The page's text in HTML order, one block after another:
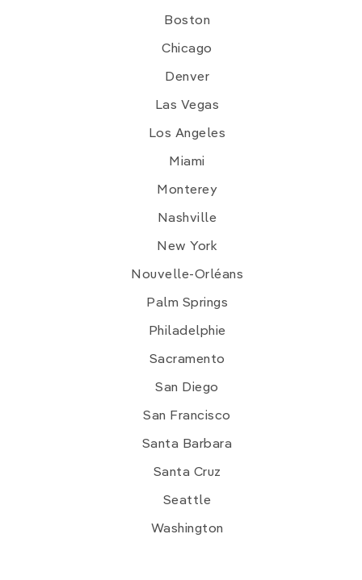
Boston
Chicago
Denver
Las Vegas
Los Angeles
Miami
Monterey
Nashville
New York
Nouvelle-Orléans
Palm Springs
Philadelphie
Sacramento
San Diego
San Francisco
Santa Barbara
Santa Cruz
Seattle
Washington